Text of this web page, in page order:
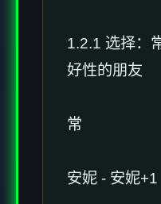
1.2.1 选择：
好性的朋友
常
安妮 - 安妮+1